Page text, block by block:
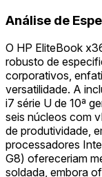
Análise de
O HP EliteBook
robusto de
corporativos,
versatilidade. A
i7 série U de 10ª
seis núcleos com
de produtividade,
processadores
G8) ofereceriam
soldada, embora